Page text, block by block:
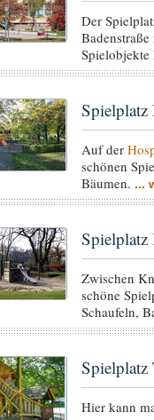
Der
Spielplatz
Auf der
schönen
Bäumen. ...
Spielplatz
Zwischen
schöne
Schaufeln,
Spielplatz
Hier kann